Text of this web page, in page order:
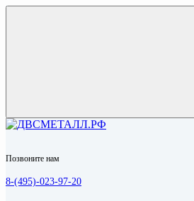
Позвоните нам
8-(495)-023-97-20